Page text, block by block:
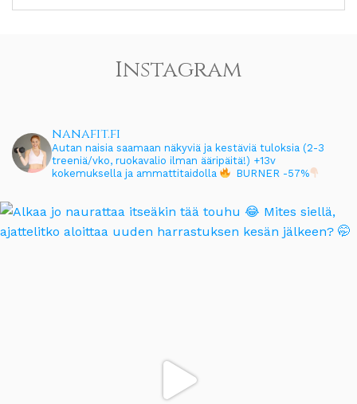
Instagram
nanafit.fi
Autan naisia saamaan näkyviä ja kestäviä tuloksia (2-3
treeniä/vko, ruokavalio ilman ääripäitä!) +13v
kokemuksella ja ammattitaidolla
BURNER -57%